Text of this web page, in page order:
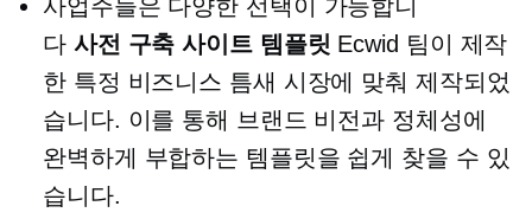
사업주들은 다양한 선택이 가능합니
다 사전 구축 사이트 템플릿 Ecwid 팀이 제작
한 특정 비즈니스 틈새 시장에 맞춰 제작되었
습니다. 이를 통해 브랜드 비전과 정체성에
완벽하게 부합하는 템플릿을 쉽게 찾을 수 있
습니다.